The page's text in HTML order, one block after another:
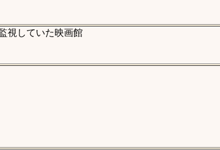
視していた映画館